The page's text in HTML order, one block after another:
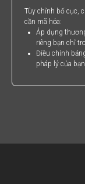
Tùy chỉnh bố cục,
cần mã hóa:
Áp dụng
riêng bạn chỉ
Điều chỉnh
pháp lý của